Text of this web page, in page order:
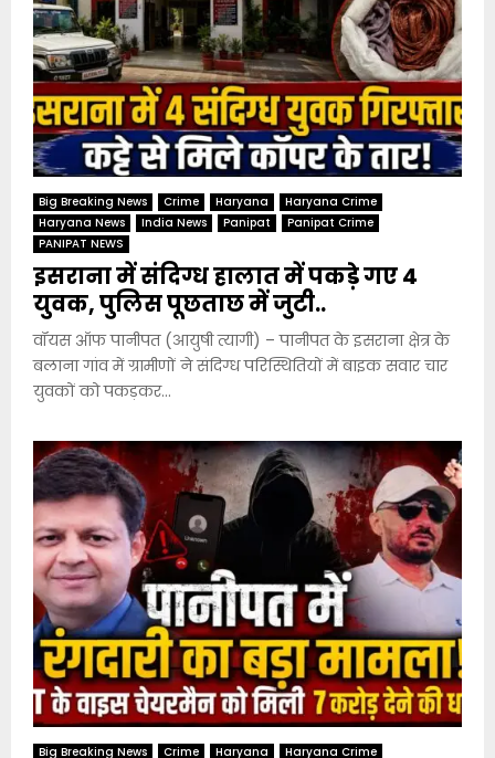
Big Breaking News Crime Haryana
Haryana Crime
Haryana News
India News Panipat
Panipat Crime
PANIPAT NEWS
इसराना में संदिग्ध हालात में पकड़े गए 4
युवक, पुलिस पूछताछ में जुटी..
वॉयस ऑफ पानीपत (आयुषी त्यागी) – पानीपत के इसराना क्षेत्र के
बलाना गांव में ग्रामीणों ने संदिग्ध परिस्थितियों में बाइक सवार चार
युवकों को पकड़कर...
Big Breaking News Crime Haryana Haryana Crime